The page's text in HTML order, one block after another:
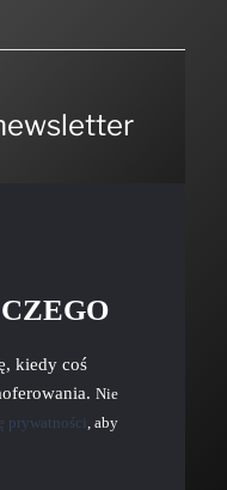
kiedy coś
Nie
prywatności, aby